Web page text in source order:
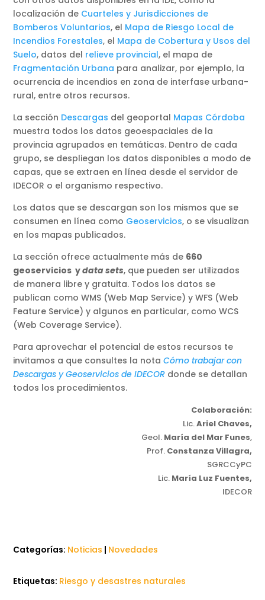
localización de Cuarteles y Jurisdicciones de
Bomberos Voluntarios, el Mapa de Riesgo Local de
Incendios Forestales, el Mapa de Cobertura y Usos del
Suelo, datos del relieve provincial, el mapa de
Fragmentación Urbana para analizar, por ejemplo, la
ocurrencia de incendios en zona de interfase urbana-
rural, entre otros recursos.
La sección Descargas del geoportal Mapas Córdoba
muestra todos los datos geoespaciales de la
provincia agrupados en temáticas. Dentro de cada
grupo, se despliegan los datos disponibles a modo de
capas, que se extraen en línea desde el servidor de
IDECOR o el organismo respectivo.
Los datos que se descargan son los mismos que se
consumen en línea como Geoservicios, o se visualizan
en los mapas publicados.
La sección ofrece actualmente más de 660
geoservicios ydata sets, que pueden ser utilizados
de manera libre y gratuita. Todos los datos se
publican como WMS (Web Map Service) y WFS (Web
Feature Service) y algunos en particular, como WCS
(Web Coverage Service).
Para aprovechar el potencial de estos recursos te
invitamos a que consultes la notaCómo trabajar con
Descargas y Geoservicios de IDECOR donde se detallan
todos los procedimientos.
Colaboración:
Lic.Ariel Chaves,
Geol. María del Mar Funes,
Prof. Constanza Villagra,
SGRCCyPC
Lic. María Luz Fuentes,
IDECOR
Categorías: Noticias | Novedades
Etiquetas: Riesgo y desastres naturales